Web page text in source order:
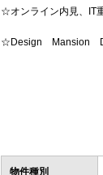
☆オンライン内見、IT
☆Design Mansion
物件種別